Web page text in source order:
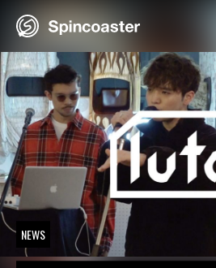
NEWS